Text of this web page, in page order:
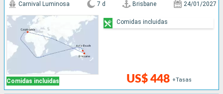
Comidas incluidas
Carnival Luminosa 7 d Brisbane 24/01/2027
US$ 448 +Tasas
Comidas incluidas